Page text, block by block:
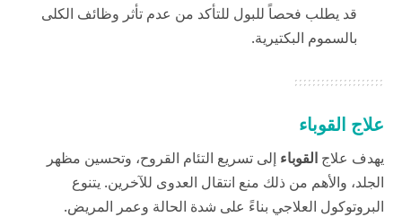
قد يطلب فحصاً للبول للتأكد من عدم تأثر وظائف الكلى
بالسموم البكتيرية.
علاج القوباء
يهدف علاج القوباء إلى تسريع التئام القروح، وتحسين مظهر
الجلد، والأهم من ذلك منع انتقال العدوى للآخرين. يتنوع
البروتوكول العلاجي بناءً على شدة الحالة وعمر المريض.